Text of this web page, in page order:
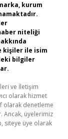
kurum
niteliği
kişiler ile isim
bilgiler
ve İletişim
olarak hizmet
olarak denetleme
Ancak, üyelerimiz
siteye üye olarak